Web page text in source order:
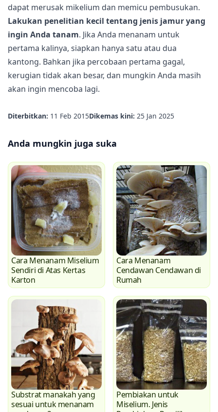
dapat merusak mikelium dan memicu pembusukan.
Lakukan penelitian kecil tentang jenis jamur yang
ingin Anda tanam. Jika Anda menanam untuk
pertama kalinya, siapkan hanya satu atau dua
kantong. Bahkan jika percobaan pertama gagal,
kerugian tidak akan besar, dan mungkin Anda masih
akan ingin mencoba lagi.
Diterbitkan: 11 Feb 2015Dikemas kini: 25 Jan 2025
Anda mungkin juga suka
Cara Menanam Miselium
Sendiri di Atas Kertas
Karton
Cara Menanam
Cendawan Cendawan di
Rumah
Substrat manakah yang
sesuai untuk menanam
Pembiakan untuk
Miselium. Jenis